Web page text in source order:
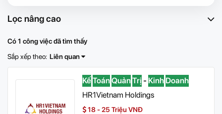
Lọc nâng cao
Có 1 công việc đã tìm thấy
Sắp xếp theo: Liên quan
KếToánQuảnTrị - Kinh Doanh
HR1Vietnam Holdings
18 - 25 Triệu VNĐ